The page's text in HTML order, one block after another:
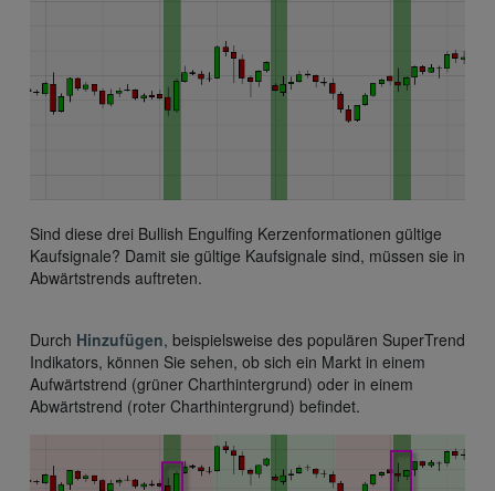
Sind diese drei Bullish Engulfing Kerzenformationen gültige
Kaufsignale? Damit sie gültige Kaufsignale sind, müssen sie in
Abwärtstrends auftreten.
Durch Hinzufügen, beispielsweise des populären SuperTrend
Indikators, können Sie sehen, ob sich ein Markt in einem
Aufwärtstrend (grüner Charthintergrund) oder in einem
Abwärtstrend (roter Charthintergrund) befindet.